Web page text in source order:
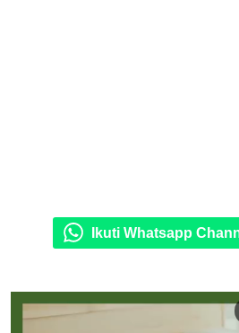
Ikuti Whatsapp